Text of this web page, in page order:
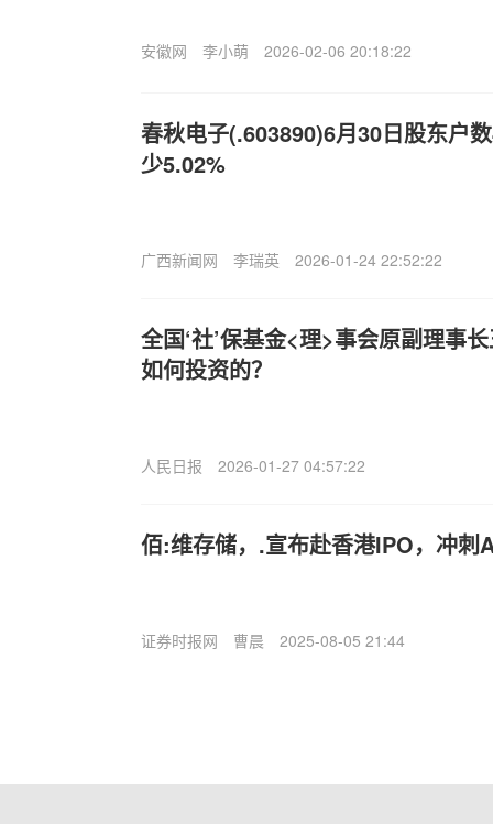
安徽网 李小萌 2026-02-06 20:18:22
春秋电子(.603890)6月30日股东户
少5.02%
广西新闻网 李瑞英 2026-01-24 22:52:22
全国‘社’保基金<理>事会原副理事
如何投资的？
人民日报 2026-01-27 04:57:22
佰:维存储，.宣布赴香港IPO，冲刺
证券时报网 曹晨 2025-08-05 21:44